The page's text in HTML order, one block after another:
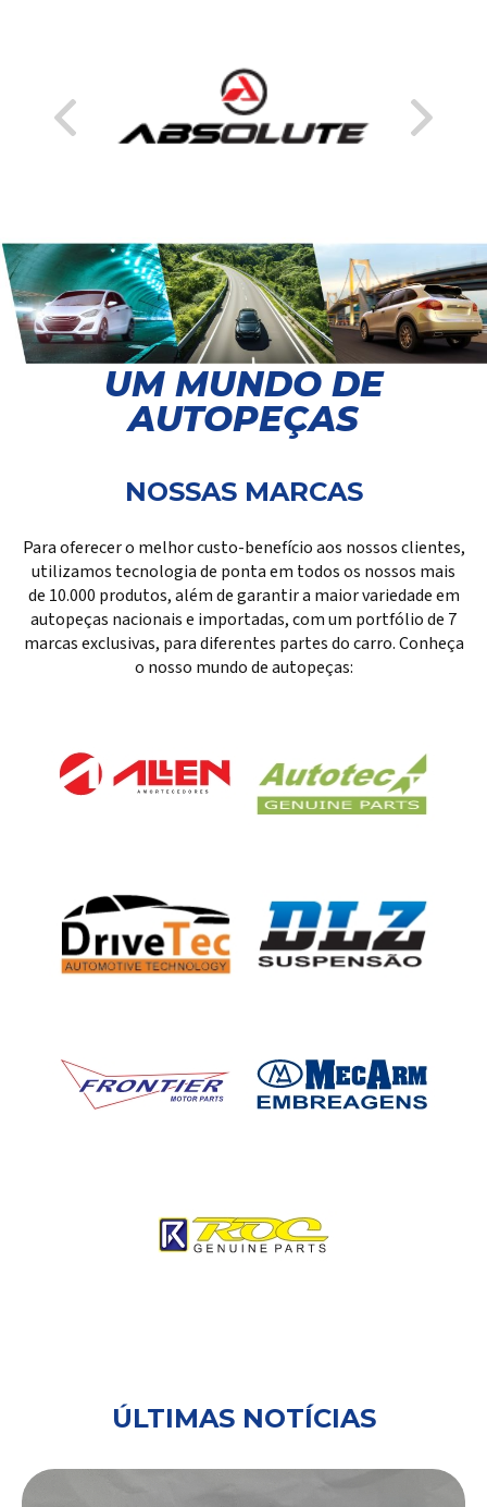
UM MUNDO DE
AUTOPEÇAS
NOSSAS MARCAS
Para oferecer o melhor custo-benefício aos nossos clientes,
utilizamos tecnologia de ponta em todos os nossos mais
de 10.000 produtos, além de garantir a maior variedade em
autopeças nacionais e importadas, com um portfólio de 7
marcas exclusivas, para diferentes partes do carro. Conheça
o nosso mundo de autopeças:
ÚLTIMAS NOTÍCIAS